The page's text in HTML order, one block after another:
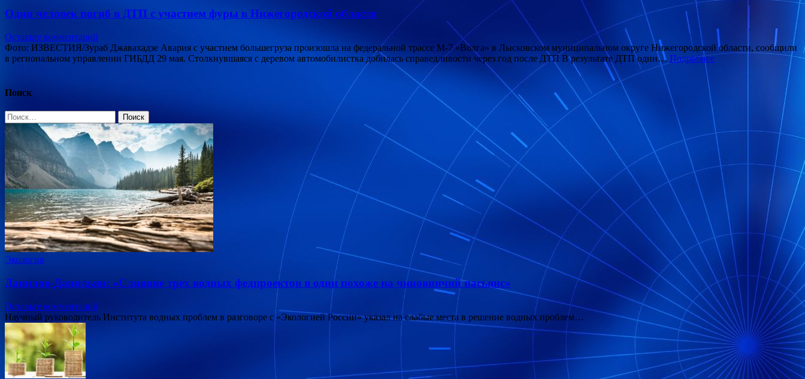
Один человек погиб в ДТП с участием фуры в Нижегородской области
Оставьте комментарий
Фото: ИЗВЕСТИЯ/Зураб Джавахадзе Авария с участием большегруза произошла на федеральной трассе М-7 «Волга» в Лысковском муниципальном округе Нижегородской области, сообщили
в региональном управлении ГИБДД 29 мая. Столкнувшаяся с деревом автомобилистка добилась справедливости через год после ДТП В результате ДТП один… Подробнее
Поиск
Найти:
Экология
Данилов-Данильян: «Слияние трех водных федпроектов в один похоже на чиновничий пасьянс»
Оставьте комментарий
Научный руководитель Института водных проблем в разговоре с «Экологией России» указал на слабые места в решение водных проблем…